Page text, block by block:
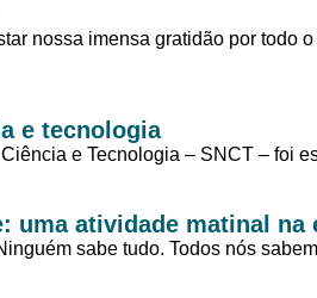
nossa imensa gratidão por todo
e tecnologia
e Tecnologia – SNCT – foi
uma atividade matinal na
sabe tudo. Todos nós